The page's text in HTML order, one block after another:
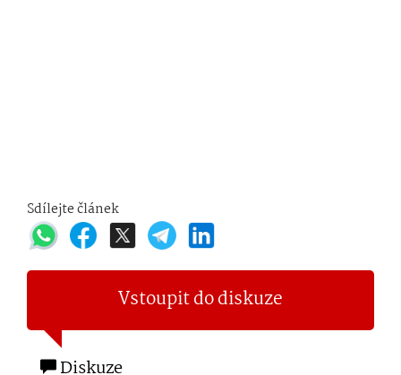
Sdílejte článek
Vstoupit do diskuze
Diskuze